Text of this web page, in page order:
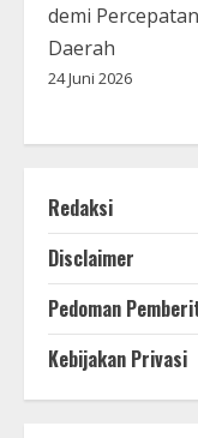
demi
Daerah
24 Juni 2026
Redaksi
Disclaimer
Pedoman
Kebijakan Privasi